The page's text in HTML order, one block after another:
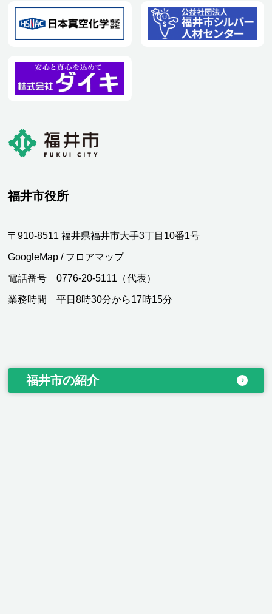
福井市役所
〒910-8511 福井県福井市大手3丁目10番1号
GoogleMap / フロアマップ
電話番号 0776-20-5111（代表）
業務時間 平日8時30分から17時15分
福井市の紹介